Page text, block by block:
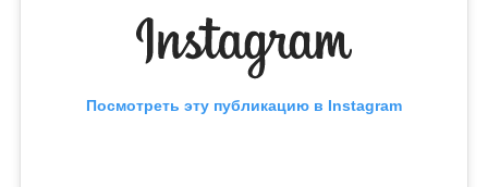
Посмотреть эту публикацию в Instagram